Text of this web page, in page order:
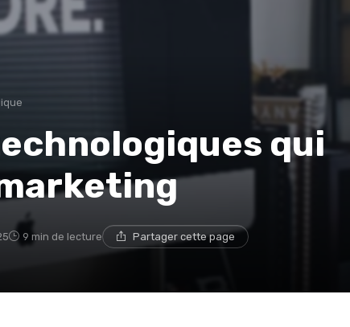
qui
9 min de lecture Partager cette page